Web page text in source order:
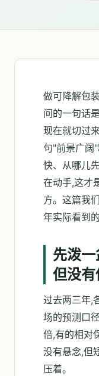
做可降解包
问的一句话
现在就切过
句"前景广阔
快、从哪儿
在动手,这才
方。这篇我
年实际看到
先泼
但没
过去两三年,
场的预测口
倍,有的相对
没有悬念,但
压着。